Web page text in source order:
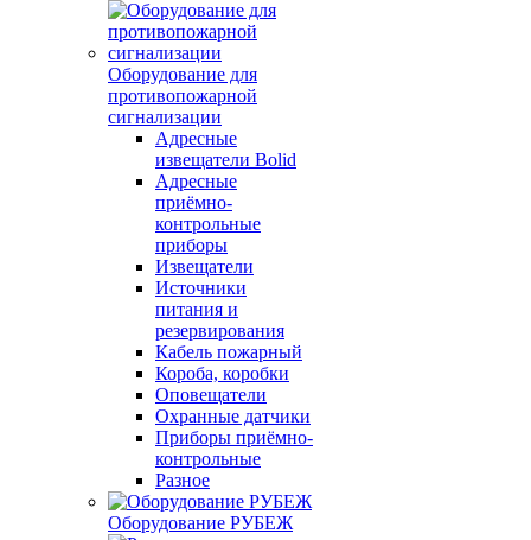
Оборудование для
противопожарной
сигнализации
Адресные
извещатели Bolid
Адресные
приёмно-
контрольные
приборы
Извещатели
Источники
питания и
резервирования
Кабель пожарный
Короба, коробки
Оповещатели
Охранные датчики
Приборы приёмно-
контрольные
Разное
Оборудование РУБЕЖ